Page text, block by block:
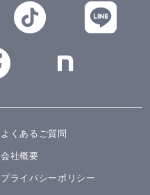
よくあるご質問
会社概要
プライバシーポリシー